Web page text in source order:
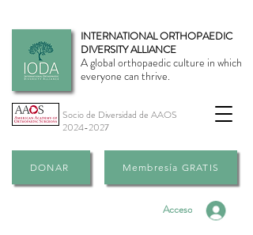
INTERNATIONAL ORTHOPAEDIC
DIVERSITY ALLIANCE
A global orthopaedic culture in which
everyone can thrive.
Socio de Diversidad de AAOS
2024-2027
DONAR Membresía GRATIS
Acceso